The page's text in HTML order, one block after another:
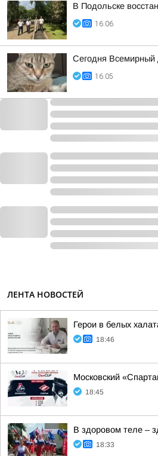
В Подольске
16:06
Сегодня Всемирный
16:05
ЛЕНТА НОВОСТЕЙ
Герои в белых
18:46
Московский
18:45
В здоровом теле –
18:33